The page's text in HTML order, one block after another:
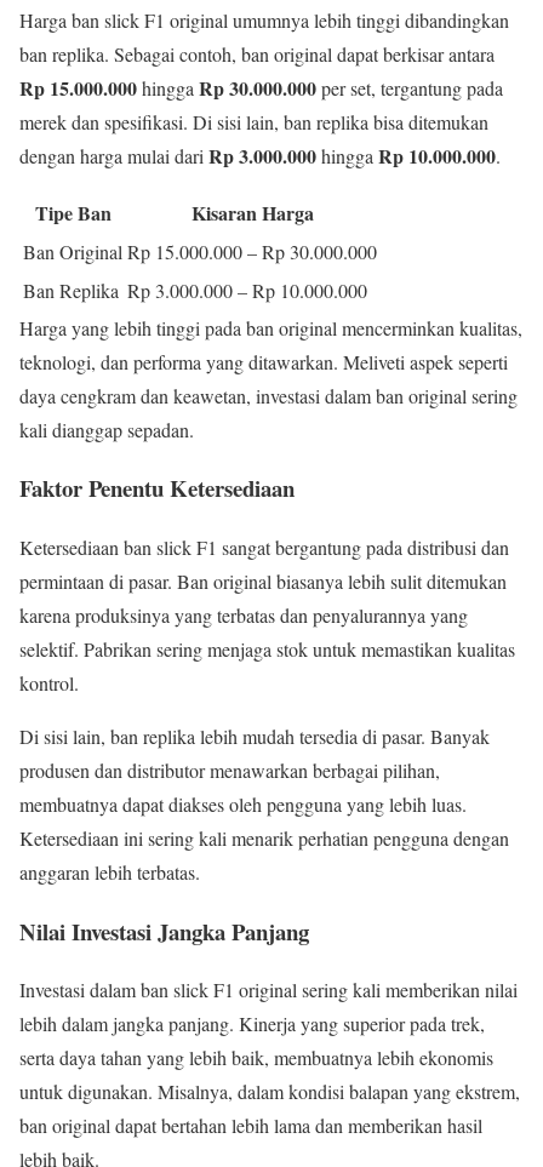
Harga ban slick F1 original umumnya lebih tinggi dibandingkan
ban replika. Sebagai contoh, ban original dapat berkisar antara
Rp 15.000.000hingga Rp 30.000.000per set, tergantung pada
merek dan spesifikasi. Di sisi lain, ban replika bisa ditemukan
dengan harga mulai dari Rp 3.000.000hingga Rp 10.000.000.
Tipe Ban Kisaran Harga
Ban Original Rp 15.000.000 – Rp 30.000.000
Ban Replika Rp 3.000.000 – Rp 10.000.000
Harga yang lebih tinggi pada ban original mencerminkan kualitas,
teknologi, dan performa yang ditawarkan. Meliveti aspek seperti
daya cengkram dan keawetan, investasi dalam ban original sering
kali dianggap sepadan.
Faktor Penentu Ketersediaan
Ketersediaan ban slick F1 sangat bergantung pada distribusi dan
permintaan di pasar. Ban original biasanya lebih sulit ditemukan
karena produksinya yang terbatas dan penyalurannya yang
selektif. Pabrikan sering menjaga stok untuk memastikan kualitas
kontrol.
Di sisi lain, ban replika lebih mudah tersedia di pasar. Banyak
produsen dan distributor menawarkan berbagai pilihan,
membuatnya dapat diakses oleh pengguna yang lebih luas.
Ketersediaan ini sering kali menarik perhatian pengguna dengan
anggaran lebih terbatas.
Nilai Investasi Jangka Panjang
Investasi dalam ban slick F1 original sering kali memberikan nilai
lebih dalam jangka panjang. Kinerja yang superior pada trek,
serta daya tahan yang lebih baik, membuatnya lebih ekonomis
untuk digunakan. Misalnya, dalam kondisi balapan yang ekstrem,
ban original dapat bertahan lebih lama dan memberikan hasil
lebih baik.